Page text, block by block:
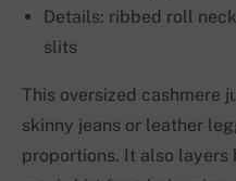
Details: ribbed roll
slits
This oversized cashmere
skinny jeans or leather
proportions. It also